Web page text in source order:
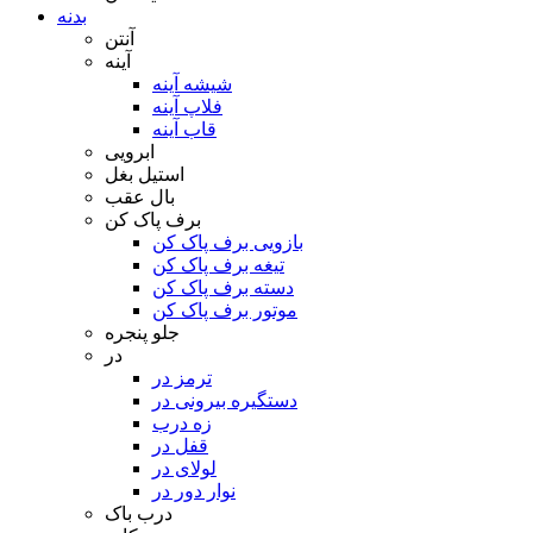
بدنه
آنتن
آینه
شیشه آینه
فلاپ آینه
قاب آینه
ابرویی
استیل بغل
بال عقب
برف پاک کن
بازویی برف پاک کن
تیغه برف پاک کن
دسته برف پاک کن
موتور برف پاک کن
جلو پنجره
در
ترمز در
دستگیره بیرونی در
زه درب
قفل در
لولای در
نوار دور در
درب باک